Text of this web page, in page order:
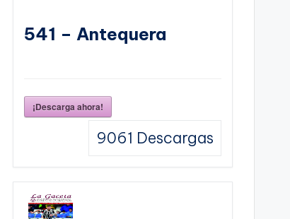
541 – Antequera
¡Descarga ahora!
9061 Descargas